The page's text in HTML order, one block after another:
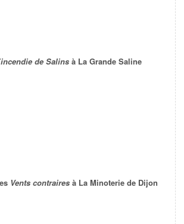
de Salins à La Grande Saline
Vents contraires à La Minoterie de Dijon